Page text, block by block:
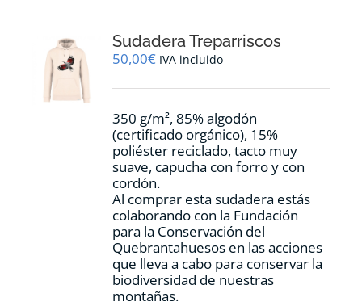
se
pueden
en
página
de
producto
Sudadera Treparriscos
50,00€ IVA incluido
350 g/m², 85% algodón
(certificado orgánico), 15%
poliéster reciclado, tacto muy
suave, capucha con forro y con
cordón.
Al comprar esta sudadera estás
colaborando con la Fundación
para la Conservación del
Quebrantahuesos en las acciones
que lleva a cabo para conservar la
biodiversidad de nuestras
montañas.